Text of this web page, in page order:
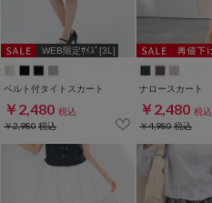
WEB限定ｻｲｽﾞ[3L]
ベルト付タイトスカート
￥2,480 税込
￥2,980税込
ナロースカート
￥2,480 税込
￥4,980税込